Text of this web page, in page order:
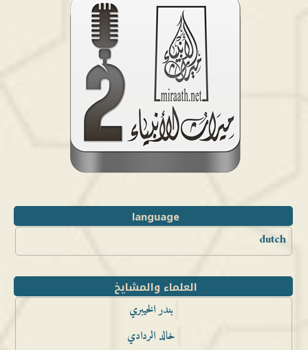
language
dutch
العلماء والمشايخ
بندر الخيبري
خالد الردادي